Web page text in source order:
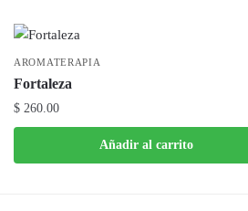
AROMATERAPIA
Fortaleza
$ 260.00
Añadir al carrito